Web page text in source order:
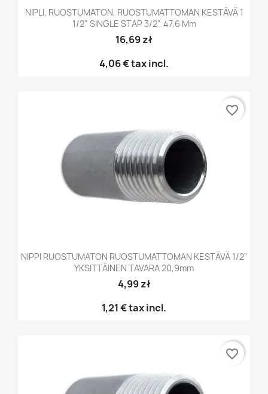
NIPLI, RUOSTUMATON, RUOSTUMATTOMAN KESTÄVÄ 1
1/2" SINGLE STAP 3/2", 47,6 Mm
16,69 zł
4,06 €tax incl.
NIPPI RUOSTUMATON RUOSTUMATTOMAN KESTÄVÄ 1/2"
YKSITTÄINEN TAVARA 20,9mm
4,99 zł
1,21 €tax incl.
favorite_border
favorite_border